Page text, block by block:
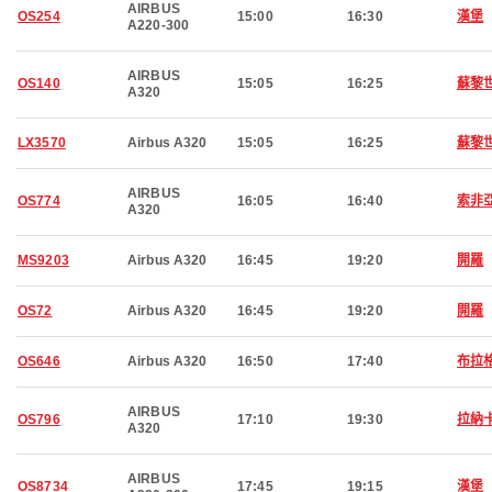
OS254
AIRBUS
A220-300
15:00 16:30 漢堡
OS140
AIRBUS
A320
15:05 16:25 蘇黎
LX3570 Airbus A320 15:05 16:25 蘇黎
OS774
AIRBUS
A320
16:05 16:40 索非
MS9203 Airbus A320 16:45 19:20 開羅
OS72 Airbus A320 16:45 19:20 開羅
OS646 Airbus A320 16:50 17:40 布拉
OS796
AIRBUS
A320
17:10 19:30 拉納
OS8734
AIRBUS
17:45 19:15 漢堡